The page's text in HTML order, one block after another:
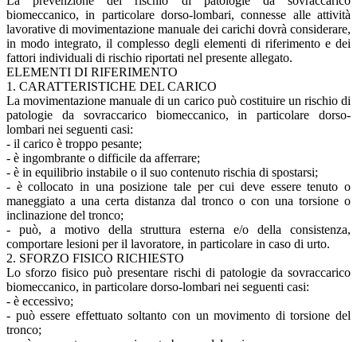
biomeccanico, in particolare dorso-lombari, connesse alle attività
lavorative di movimentazione manuale dei carichi dovrà considerare,
in modo integrato, il complesso degli elementi di riferimento e dei
fattori individuali di rischio riportati nel presente allegato.
ELEMENTI DI RIFERIMENTO
1. CARATTERISTICHE DEL CARICO
La movimentazione manuale di un carico può costituire un rischio di
patologie da sovraccarico biomeccanico, in particolare dorso-
lombari nei seguenti casi:
- il carico è troppo pesante;
- è ingombrante o difficile da afferrare;
- è in equilibrio instabile o il suo contenuto rischia di spostarsi;
- è collocato in una posizione tale per cui deve essere tenuto o
maneggiato a una certa distanza dal tronco o con una torsione o
inclinazione del tronco;
- può, a motivo della struttura esterna e/o della consistenza,
comportare lesioni per il lavoratore, in particolare in caso di urto.
2. SFORZO FISICO RICHIESTO
Lo sforzo fisico può presentare rischi di patologie da sovraccarico
biomeccanico, in particolare dorso-lombari nei seguenti casi:
- è eccessivo;
- può essere effettuato soltanto con un movimento di torsione del
tronco;